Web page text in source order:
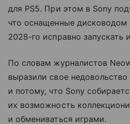
для PS5. При этом в Sony
что оснащенные дисководом
2028-го исправно запускать
По словам журналистов
выразили свое
и потому, что Sony
их возможность
и обмениваться играми.